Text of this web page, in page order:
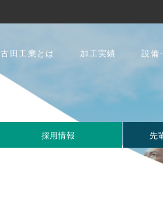
古田工業とは 加工実績 設備
採用情報 先